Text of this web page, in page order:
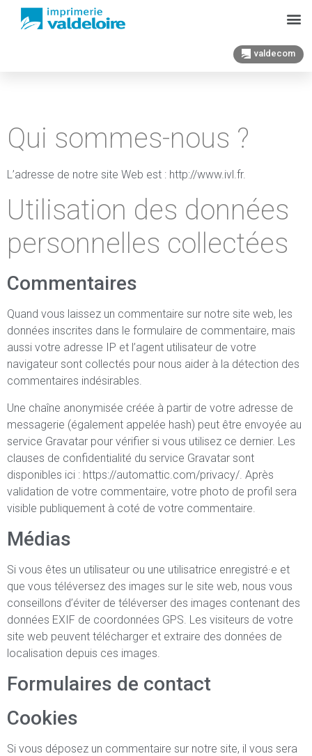
valdecom
Qui sommes-nous ?
L’adresse de notre site Web est : http://www.ivl.fr.
Utilisation des données
personnelles collectées
Commentaires
Quand vous laissez un commentaire sur notre site web, les
données inscrites dans le formulaire de commentaire, mais
aussi votre adresse IP et l’agent utilisateur de votre
navigateur sont collectés pour nous aider à la détection des
commentaires indésirables.
Une chaîne anonymisée créée à partir de votre adresse de
messagerie (également appelée hash) peut être envoyée au
service Gravatar pour vérifier si vous utilisez ce dernier. Les
clauses de confidentialité du service Gravatar sont
disponibles ici : https://automattic.com/privacy/. Après
validation de votre commentaire, votre photo de profil sera
visible publiquement à coté de votre commentaire.
Médias
Si vous êtes un utilisateur ou une utilisatrice enregistré·e et
que vous téléversez des images sur le site web, nous vous
conseillons d’éviter de téléverser des images contenant des
données EXIF de coordonnées GPS. Les visiteurs de votre
site web peuvent télécharger et extraire des données de
localisation depuis ces images.
Formulaires de contact
Cookies
Si vous déposez un commentaire sur notre site, il vous sera